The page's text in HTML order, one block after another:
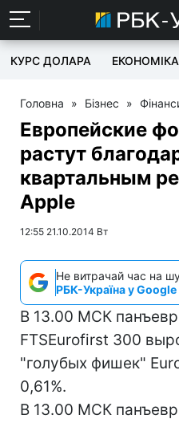
КУРС ДОЛАРА ЕКОНОМІКА
Головна » Бізнес »
Европейские
растут
квартальным
Apple
12:55 21.10.2014 Вт
Не витрачай час на
РБК-Україна у Google
В 13.00 МСК
FTSEurofirst 300
"голубых фишек"
0,61%.
В 13.00 МСК